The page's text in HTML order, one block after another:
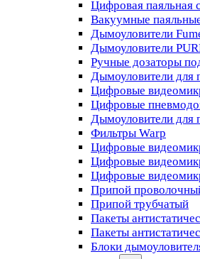
Цифровая паяльная
Вакуумные
Дымоуловители
Дымоуловители
Ручные дозаторы
Дымоуловители для
Цифровые
Цифровые
Дымоуловители для
Фильтры Warp
Цифровые
Цифровые
Цифровые
Припой
Припой трубчатый
Пакеты
Пакеты
Блоки